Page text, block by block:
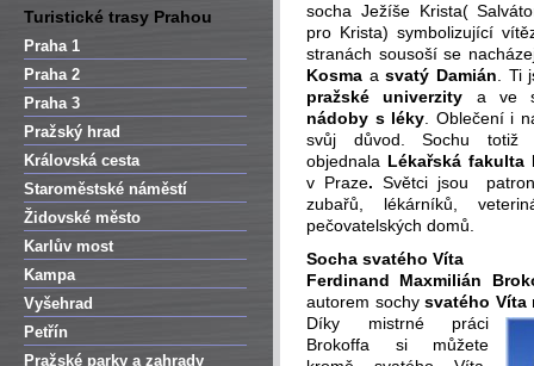
Turistické trasy Prahou
Praha 1
Praha 2
Praha 3
Pražský hrad
Královská cesta
Staroměstské náměstí
Židovské město
Karlův most
Kampa
Vyšehrad
Petřín
Pražské parky a zahrady
socha Ježíše Krista(
pro Krista) symbolizující
stranách sousoší se
Kosma a svatý Damián .
pražské univerzity a ve
nádoby s léky . Oblečení i
svůj důvod. Sochu totiž
objednala Lékařská fakulta
v Praze. Světci jsou
zubařů, lékárníků,
pečovatelských domů.
Socha svatého Víta
Ferdinand Maxmilián
autorem sochysvatého Víta
Díky mistrné práci
Brokoffa si můžete